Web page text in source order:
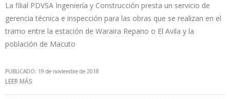
La filial PDVSA Ingeniería y Construcción presta un servicio de
gerencia técnica e inspección para las obras que se realizan en el
tramo entre la estación de Waraira Repano o El Avila y la
población de Macuto
PUBLICADO: 19 de noviembre de 2018
LEER MÁS